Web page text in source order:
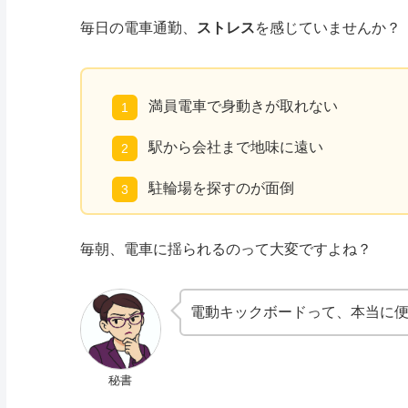
毎日の電車通勤、 ストレスを感じていませんか？
満員電車で身動きが取れない
駅から会社まで地味に遠い
駐輪場を探すのが面倒
毎朝、電車に揺られるのって大変ですよね？
秘書
電動キックボードって、本当に